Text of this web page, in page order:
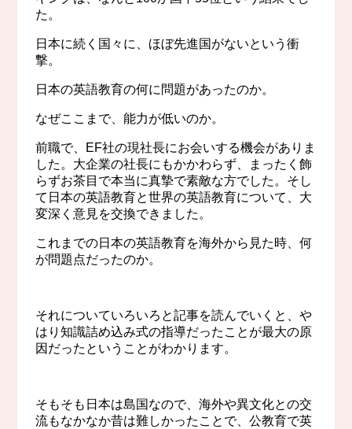
た。
日本に続く国々に、ほぼ先進国がないという衝
撃。
日本の英語教育の何に問題があったのか。
なぜここまで、能力が低いのか。
前職で、EF社の現社長にお会いする機会がありま
した。大企業の社長にもかかわらず、まったく飾
らずお茶目で本当に真摯で素敵な方でした。そし
て日本の英語教育と世界の英語教育について、大
変深く意見を交換できました。
これまでの日本の英語教育を海外から見た時、何
が問題点だったのか。
それについていろいろと記事を読んでいくと、や
はり知識詰め込み式の指導だったことが最大の原
因だったということがわかります。
そもそも日本は島国なので、海外や異文化との交
流もなかなか昔は難しかったことで、公教育で英